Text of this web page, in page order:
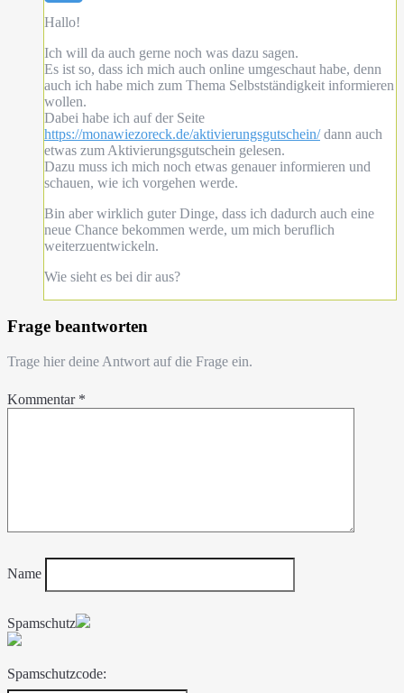
Hallo!
Ich will da auch gerne noch was dazu sagen.
Es ist so, dass ich mich auch online umgeschaut habe, denn
auch ich habe mich zum Thema Selbstständigkeit informieren
wollen.
Dabei habe ich auf der Seite
https://monawiezoreck.de/aktivierungsgutschein/dann auch
etwas zum Aktivierungsgutschein gelesen.
Dazu muss ich mich noch etwas genauer informieren und
schauen, wie ich vorgehen werde.
Bin aber wirklich guter Dinge, dass ich dadurch auch eine
neue Chance bekommen werde, um mich beruflich
weiterzuentwickeln.
Wie sieht es bei dir aus?
Frage beantworten
Trage hier deine Antwort auf die Frage ein.
Kommentar *
Name
Spamschutz
Spamschutzcode: